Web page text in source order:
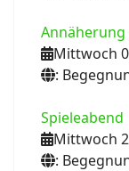
Mittwoch
:
Spieleabend
Mittwoch
: